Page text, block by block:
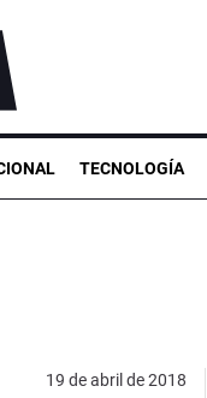
TECNOLOGÍA
19 de abril de 2018